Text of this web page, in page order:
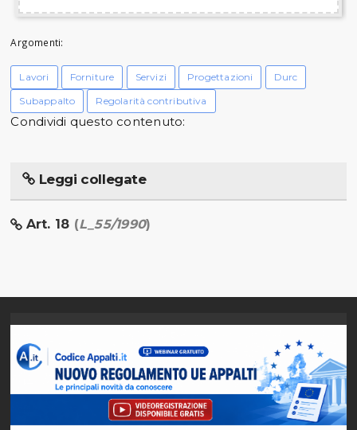
Argomenti:
Lavori Forniture Servizi Progettazioni
Durc
Subappalto
Regolarità contributiva
Condividi questo contenuto:
Leggi collegate
Art. 18 (L_55/1990)